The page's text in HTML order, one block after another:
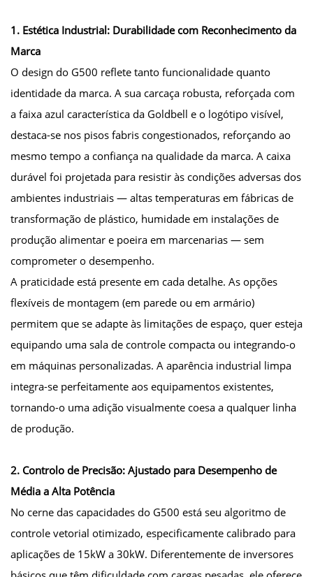
1. Estética Industrial: Durabilidade com Reconhecimento da
Marca
O design do G500 reflete tanto funcionalidade quanto
identidade da marca. A sua carcaça robusta, reforçada com
a faixa azul característica da Goldbell e o logótipo visível,
destaca-se nos pisos fabris congestionados, reforçando ao
mesmo tempo a confiança na qualidade da marca. A caixa
durável foi projetada para resistir às condições adversas dos
ambientes industriais — altas temperaturas em fábricas de
transformação de plástico, humidade em instalações de
produção alimentar e poeira em marcenarias — sem
comprometer o desempenho.
A praticidade está presente em cada detalhe. As opções
flexíveis de montagem (em parede ou em armário)
permitem que se adapte às limitações de espaço, quer esteja
equipando uma sala de controle compacta ou integrando-o
em máquinas personalizadas. A aparência industrial limpa
integra-se perfeitamente aos equipamentos existentes,
tornando-o uma adição visualmente coesa a qualquer linha
de produção.
2. Controlo de Precisão: Ajustado para Desempenho de
Média a Alta Potência
No cerne das capacidades do G500 está seu algoritmo de
controle vetorial otimizado, especificamente calibrado para
aplicações de 15kW a 30kW. Diferentemente de inversores